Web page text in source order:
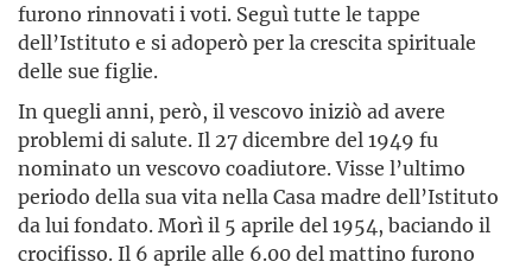
furono rinnovati i voti. Seguì tutte le tappe
dell’Istituto e si adoperò per la crescita spirituale
delle sue figlie.
In quegli anni, però, il vescovo iniziò ad avere
problemi di salute. Il 27 dicembre del 1949 fu
nominato un vescovo coadiutore. Visse l’ultimo
periodo della sua vita nella Casa madre dell’Istituto
da lui fondato. Morì il 5 aprile del 1954, baciando il
crocifisso. Il 6 aprile alle 6.00 del mattino furono